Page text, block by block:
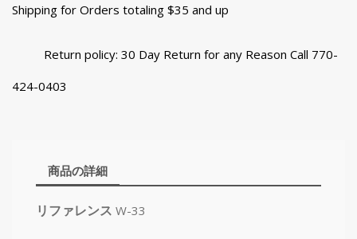
Shipping for Orders totaling $35 and up
Return policy: 30 Day Return for any Reason Call 770-
424-0403
商品の詳細
リファレンス W-33